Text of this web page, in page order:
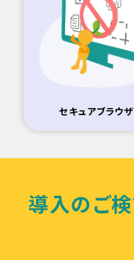
セキュアブラウザ
導入のご